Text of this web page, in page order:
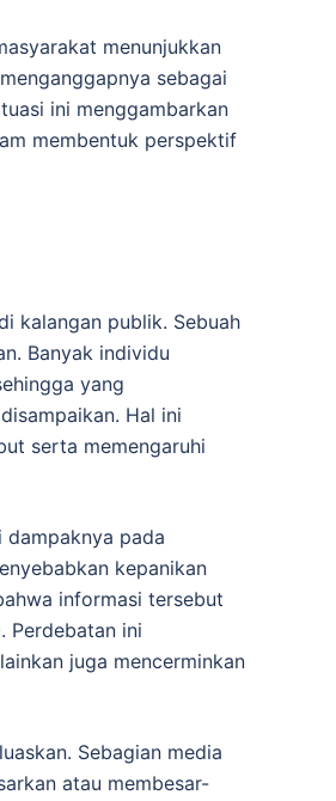
menunjukkan
sebagai
ini menggambarkan
membentuk perspektif
kalangan publik. Sebuah
Banyak individu
yang
Hal ini
serta memengaruhi
dampaknya pada
kepanikan
informasi tersebut
Perdebatan ini
juga mencerminkan
Sebagian media
atau membesar-